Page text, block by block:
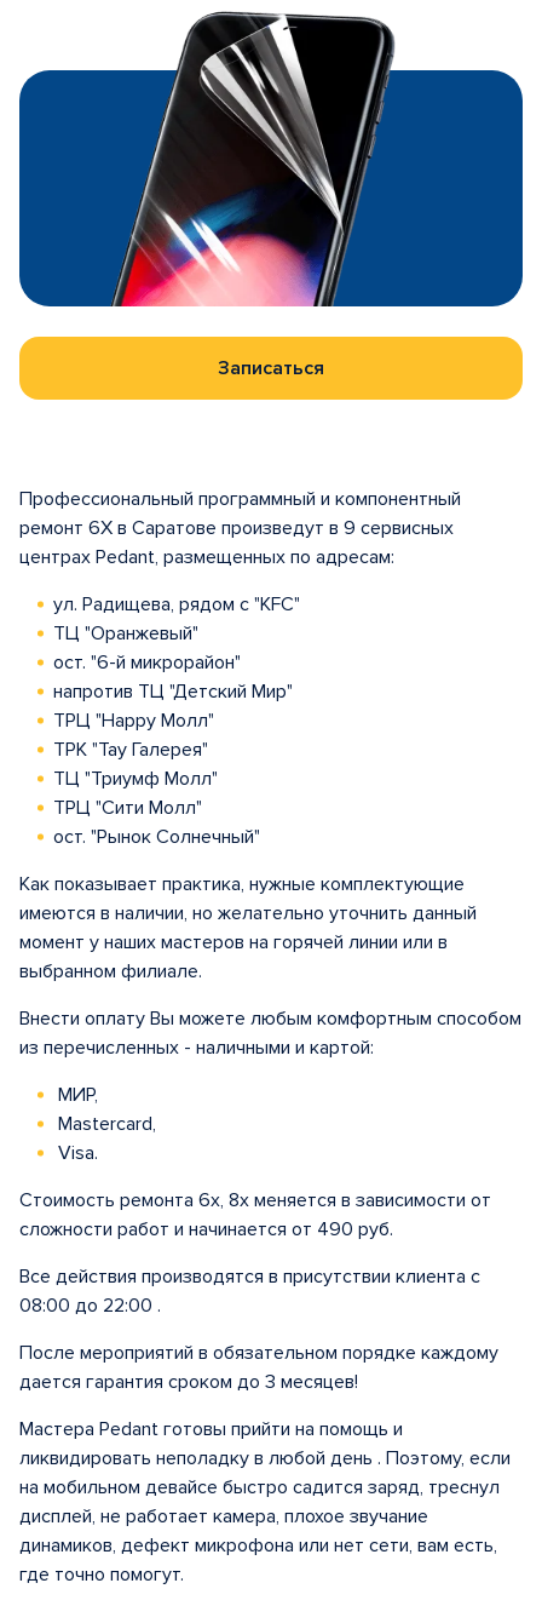
Записаться
Профессиональный программный и компонентный
ремонт 6X в Саратове произведут в 9 сервисных
центрах Pedant, размещенных по адресам:
ул. Радищева, рядом с "KFC"
ТЦ "Оранжевый"
ост. "6-й микрорайон"
напротив ТЦ "Детский Мир"
ТРЦ "Happy Молл"
ТРК "Тау Галерея"
ТЦ "Триумф Молл"
ТРЦ "Сити Молл"
ост. "Рынок Солнечный"
Как показывает практика, нужные комплектующие
имеются в наличии, но желательно уточнить данный
момент у наших мастеров на горячей линии или в
выбранном филиале.
Внести оплату Вы можете любым комфортным способом
из перечисленных - наличными и картой:
МИР,
Mastercard,
Visa.
Стоимость ремонта 6х, 8x меняется в зависимости от
сложности работ и начинается от 490 руб.
Все действия производятся в присутствии клиента с
08:00 до 22:00 .
После мероприятий в обязательном порядке каждому
дается гарантия сроком до 3 месяцев!
Мастера Pedant готовы прийти на помощь и
ликвидировать неполадку в любой день . Поэтому, если
на мобильном девайсе быстро садится заряд, треснул
дисплей, не работает камера, плохое звучание
динамиков, дефект микрофона или нет сети, вам есть,
где точно помогут.